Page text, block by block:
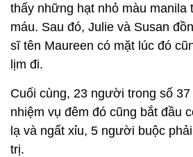
thấy những hạt nhỏ màu manila
máu. Sau đó, Julie và Susan
sĩ tên Maureen có mặt lúc đó
lịm đi.
Cuối cùng, 23 người trong số
nhiệm vụ đêm đó cũng bắt đầu
lạ và ngất xỉu, 5 người buộc
trị.